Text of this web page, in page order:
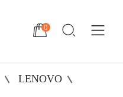
0
LENOVO